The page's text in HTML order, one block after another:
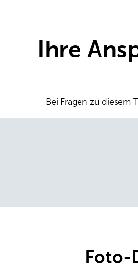
Ihre
Bei Fragen zu diesem
Foto-